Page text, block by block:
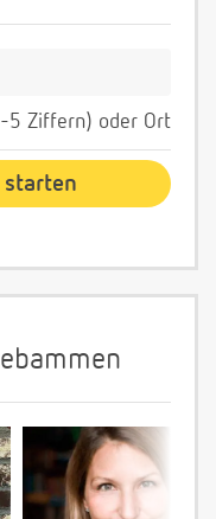
5 Ziffern) oder Ort